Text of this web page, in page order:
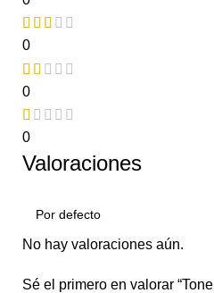
0
0
0
Valoraciones
No hay valoraciones aún.
Sé el primero en valorar